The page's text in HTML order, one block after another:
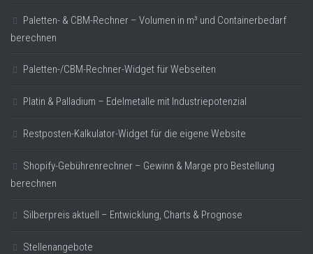
Paletten- & CBM-Rechner – Volumen in m³ und Containerbedarf
berechnen
Paletten-/CBM-Rechner-Widget für Webseiten
Platin & Palladium – Edelmetalle mit Industriepotenzial
Restposten-Kalkulator-Widget für die eigene Website
Shopify-Gebührenrechner – Gewinn & Marge pro Bestellung
berechnen
Silberpreis aktuell – Entwicklung, Charts & Prognose
Stellenangebote